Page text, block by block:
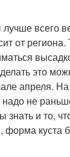
всего
от региона.
это
апреля.
не
и то,
куста